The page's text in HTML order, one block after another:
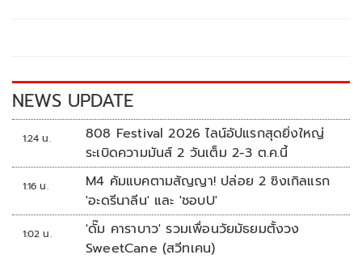
k k
NEWS UPDATE
1:24 น.
808 Festival 2026 ไลน์อัปแรกสุดยิ่งใหญ่
ระเบิดความมันส์ 2 วันเต็ม 2-3 ต.ค.นี้
1:16 น.
M4 คัมแบคตามสัญญา! ปล่อย 2 ซิงเกิลแรก
'อะดรีนาลีน' และ 'ชอบU'
1:02 น.
'ดั๊ม คาราบาว' รวมเพื่อนวัยมัธยมตั้งวง
SweetCane (สวีทเคน)